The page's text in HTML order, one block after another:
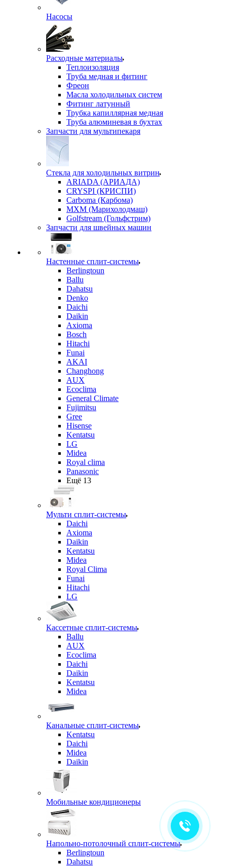
Насосы
Расходные материалы
Теплоизоляция
Труба медная и фитинг
Фреон
Масла холодильных систем
Фитинг латунный
Трубка капиллярная медная
Труба алюминевая в бухтах
Запчасти для мультипекаря
Стекла для холодильных витрин
ARIADA (АРИАДА)
CRYSPI (КРИСПИ)
Carboma (Карбома)
MXM (Марихолодмаш)
Golfstream (Гольфстрим)
Запчасти для швейных машин
Настенные сплит-системы
Berlingtoun
Ballu
Dahatsu
Denko
Daichi
Daikin
Axioma
Bosch
Hitachi
Funai
AKAI
Changhong
AUX
Ecoclima
General Climate
Fujimitsu
Gree
Hisense
Kentatsu
LG
Midea
Royal clima
Panasonic
Ещё 13
Мульти сплит-системы
Daichi
Axioma
Daikin
Kentatsu
Midea
Royal Clima
Funai
Hitachi
LG
Кассетные сплит-системы
Ballu
AUX
Ecoclima
Daichi
Daikin
Kentatsu
Midea
Канальные сплит-системы
Kentatsu
Daichi
Midea
Daikin
Мобильные кондиционеры
Напольно-потолочный сплит-системы
Berlingtoun
Dahatsu